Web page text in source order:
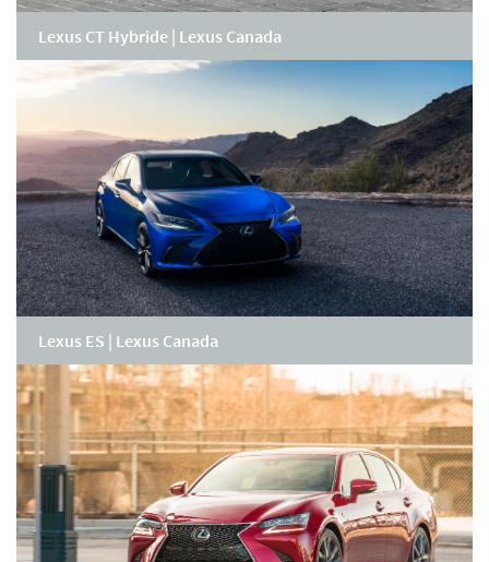
Lexus CT Hybride | Lexus Canada
Lexus ES | Lexus Canada